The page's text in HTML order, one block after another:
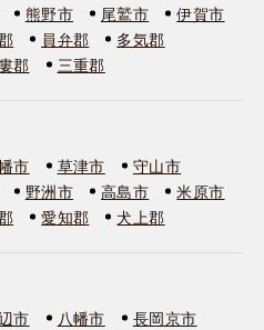
熊野市 尾鷲市
伊賀市
員弁郡
多気郡
郡 三重郡
市 草津市
守山市
野洲市 高島市
米原市
愛知郡 犬上郡
市 八幡市
長岡京市